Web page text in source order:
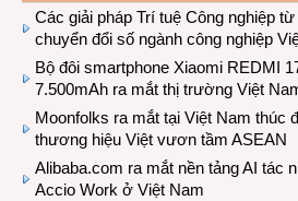
Các giải pháp Trí tuệ Công nghiệp
chuyển đổi số ngành công nghiệp
Bộ đôi smartphone Xiaomi REDMI
7.500mAh ra mắt thị trường Việt
Moonfolks ra mắt tại Việt Nam thúc
thương hiệu Việt vươn tầm ASEAN
Alibaba.com ra mắt nền tảng AI tác
Accio Work ở Việt Nam